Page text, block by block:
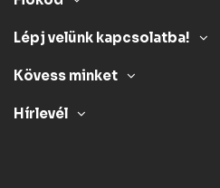
Lépj velünk kapcsolatba!
Kövess minket
Hírlevél